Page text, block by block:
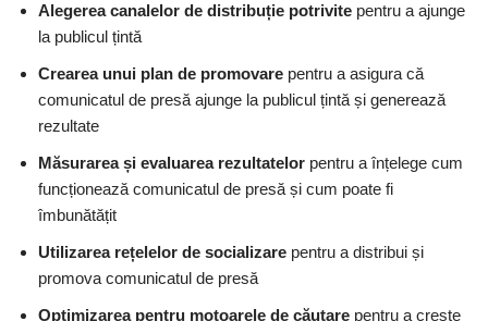
Alegerea canalelor de distribuție potrivite pentru a ajunge
la publicul țintă
Crearea unui plan de promovare pentru a asigura că
comunicatul de presă ajunge la publicul țintă și generează
rezultate
Măsurarea și evaluarea rezultatelor pentru a înțelege cum
funcționează comunicatul de presă și cum poate fi
îmbunătățit
Utilizarea rețelelor de socializare pentru a distribui și
promova comunicatul de presă
Optimizarea pentru motoarele de căutare pentru a crește